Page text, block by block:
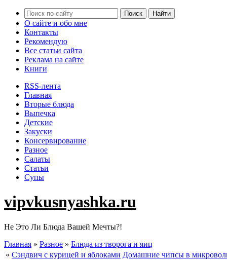
О сайте и обо мне
Контакты
Рекомендую
Все статьи сайта
Реклама на сайте
Книги
RSS-лента
Главная
Вторые блюда
Выпечка
Детские
Закуски
Консервирование
Разное
Салаты
Статьи
Супы
vipvkusnyashka.ru
Не Это Ли Блюда Вашей Мечты?!
Главная » Разное » Блюда из творога и яиц
« Сэндвич с курицей и яблоками Домашние чипсы в